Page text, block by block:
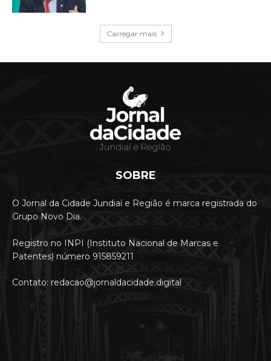
Carregar mais
SOBRE
O Jornal da Cidade Jundiaí e Região é marca registrada do
Grupo Novo Dia.
Registro no INPI (Instituto Nacional de Marcas e
Patentes) número 915859211
Contato: redacao@jornaldacidade.digital